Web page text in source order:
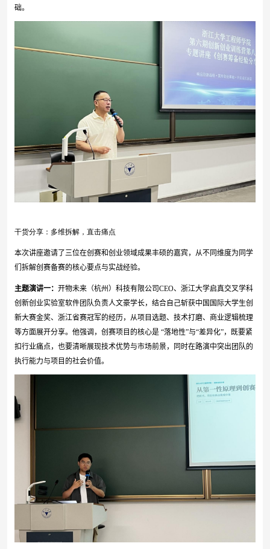
础。
干货分享：多维拆解，直击痛点
本次讲座邀请了三位在创赛和创业领域成果丰硕的嘉宾，从不同维度为同学
们拆解创赛备赛的核心要点与实战经验。
主题演讲一： 开物未来（杭州）科技有限公司 CEO、浙江大学启真交叉学科
创新创业实验室软件团队负责人文豪学长，结合自己斩获中国国际大学生创
新大赛金奖、浙江省赛冠军的经历，从项目选题、技术打磨、商业逻辑梳理
等方面展开分享。他强调，创赛项目的核心是 “落地性”与“差异化”，既要紧
扣行业痛点，也要清晰展现技术优势与市场前景，同时在路演中突出团队的
执行能力与项目的社会价值。